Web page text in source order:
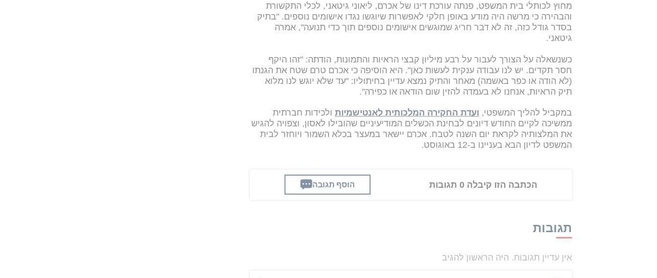
מחוץ לכותלי בית המשפט, פנתה עורכת דינו של אכרם, ליאוני גיטאני, לכלי התקשורת
והבהירה כי מרשה היה מודע באופן חלקי לאפשרות שיוגשו נגדו אישומים נוספים. "בתיק
בסדר גודל כזה, זה לא דבר חריג שמוגשים אישומים נוספים תוך כדי תנועה", אמרה
גיטאני.
כשנשאלה על הצורך לעבור על רבע מיליון קבצי הראיות והתמונות, הודתה: "זהו היקף
חסר תקדים. יש לנו עבודה ענקית לעשות כאן". היא הוסיפה כי אכרם טרם שטח את הגנתו
(לא הודה או כפר באשמה) מאחר והתיק נמצא עדיין בחיתוליו: "עד שלא יוגש לנו מלוא
תיק הראיות, אנחנו לא בעמדה להזין שום הודאה או כפירה".
במקביל להליך המשפטי, ועדת החקירה המלכותית לאנטישמיות ולכידות חברתית
ממשיכה לקיים החודש דיונים לבחינת הכשלים המודיעיניים שהובילו לאסון, וצפויה להגיש
את המלצותיה לקראת יום השנה לטבח. אכרם יישאר במעצר בכלא השמור ויוחזר לבית
המשפט לדיון הבא בעניינו ב-12 באוגוסט.
הכתבה הזו קיבלה 0 תגובות הוסף תגובה
תגובות
אין עדיין תגובות. היה הראשון להגיב